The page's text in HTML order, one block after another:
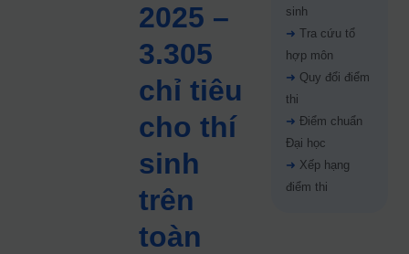
2025 –
3.305
chỉ tiêu
cho thí
sinh
trên
toàn
sinh
➜ Tra cứu tổ
hợp môn
➜ Quy đổi điểm
thi
➜ Điểm chuẩn
Đại học
➜ Xếp hạng
điểm thi